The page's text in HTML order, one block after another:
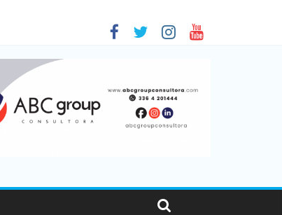
por el país, un 5,9% más que en 2025